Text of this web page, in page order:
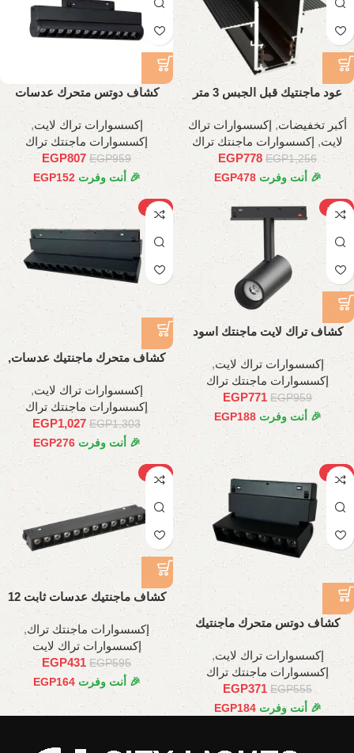
عود ماجنتيك قبل الجبس 3 متر
أكبر تخفيضات, إكسسوارات تراك
لايت, إكسسوارات ماجنتك تراك
EGP1,256
EGP778
🎉 أنت وفرت EGP478
كشاف دوتس متحرك عدسات
اسطواني 35 سم
إكسسوارات تراك لايت,
إكسسوارات ماجنتك تراك
EGP959
EGP807
🎉 أنت وفرت EGP152
-20%
كشاف تراك لايت ماجنتك اسود
إكسسوارات تراك لايت,
إكسسوارات ماجنتك تراك
EGP959
EGP771
🎉 أنت وفرت EGP188
-21%
كشاف متحرك ماجنتيك عدسات,
إكسسوارات تراك لايت,
إكسسوارات ماجنتك تراك
EGP1,303
EGP1,027
🎉 أنت وفرت EGP276
-33%
كشاف دوتس متحرك ماجنتيك
إكسسوارات تراك لايت,
إكسسوارات ماجنتك تراك
EGP555
EGP371
🎉 أنت وفرت EGP184
-28%
كشاف ماجنتيك عدسات ثابت 12
إكسسوارات ماجنتك تراك,
إكسسوارات تراك لايت
EGP595
EGP431
🎉 أنت وفرت EGP164